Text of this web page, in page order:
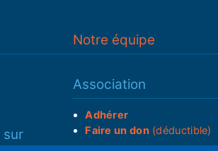
sur
Notre équipe
Association
Adhérer
Faire un don(déductible)